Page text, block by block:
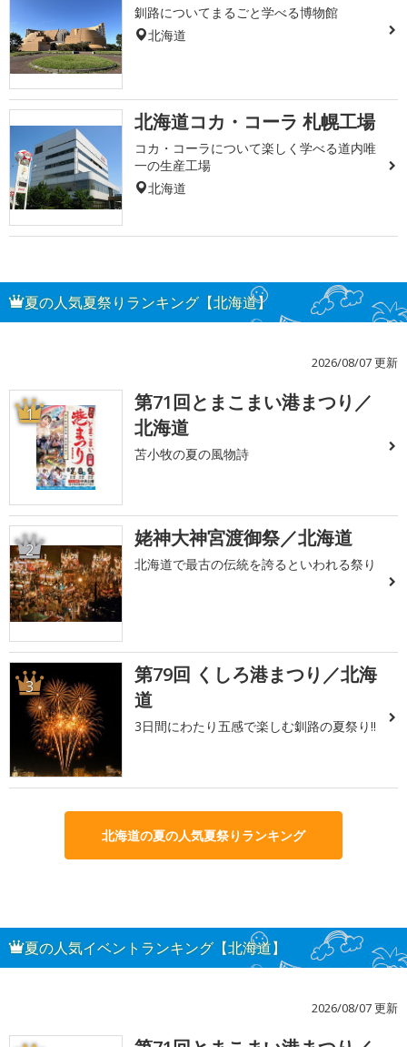
釧路についてまるごと学べる博物館
北海道
北海道コカ・コーラ 札幌工場
コカ・コーラについて楽しく学べる道内唯
一の生産工場
北海道
夏の人気夏祭りランキング【北海道】
2026/08/07 更新
1
第71回とまこまい港まつり／
北海道
苫小牧の夏の風物詩
2 姥神大神宮渡御祭／北海道
北海道で最古の伝統を誇るといわれる祭り
3
第79回 くしろ港まつり／北海
道
3日間にわたり五感で楽しむ釧路の夏祭り!!
北海道の夏の人気夏祭りランキング
夏の人気イベントランキング【北海道】
2026/08/07 更新